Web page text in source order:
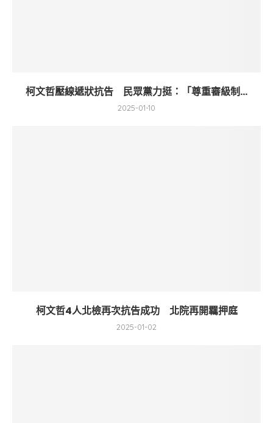
柯文哲壓線遞狀抗告 民眾黨力挺：「尊重審級制...
2025-01-10
柯文哲4人北檢再次抗告成功 北院再開羈押庭
2025-01-02